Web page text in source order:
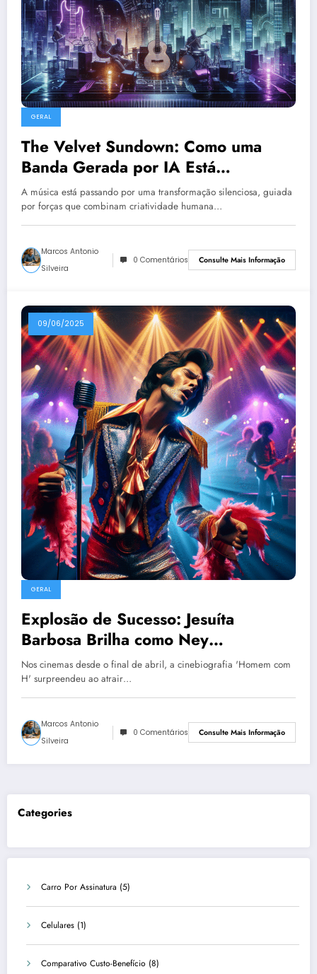
GERAL
The Velvet Sundown: Como uma
Banda Gerada por IA Está
Revolucionando o Cenário Musical
A música está passando por uma transformação silenciosa, guiada
por forças que combinam criatividade humana…
Marcos Antonio
Silveira
0 Comentários Consulte Mais Informação
09/06/2025
GERAL
Explosão de Sucesso: Jesuíta
Barbosa Brilha como Ney
Matogrosso em ‘Homem com H’
Nos cinemas desde o final de abril, a cinebiografia 'Homem com
H' surpreendeu ao atrair…
Marcos Antonio
Silveira
0 Comentários Consulte Mais Informação
Categories
Carro Por Assinatura (5)
Celulares (1)
Comparativo Custo-Benefício (8)